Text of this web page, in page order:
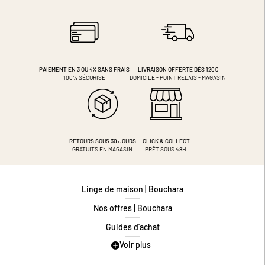
PAIEMENT EN 3 OU 4XSANS FRAIS
100% SÉCURISÉ
LIVRAISON OFFERTE DÈS 120€
DOMICILE - POINT RELAIS - MAGASIN
RETOURS SOUS 30 JOURS
GRATUITS EN MAGASIN
CLICK & COLLECT
PRÊT SOUS 48H
Linge de maison | Bouchara
Nos offres | Bouchara
Guides d'achat
Guide des tailles
Voir plus